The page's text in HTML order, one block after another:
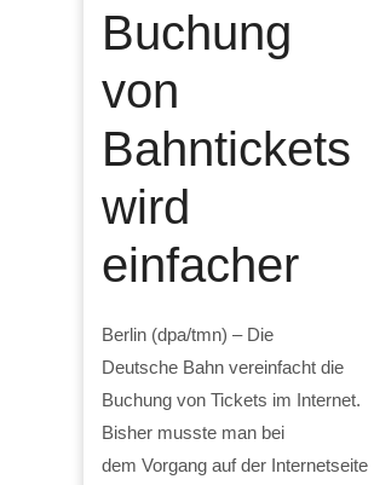
Buchung
von
Bahntickets
wird
einfacher
Berlin (dpa/tmn) – Die
Deutsche Bahn vereinfacht die
Buchung von Tickets im Internet.
Bisher musste man bei
dem Vorgang auf der Internetseite